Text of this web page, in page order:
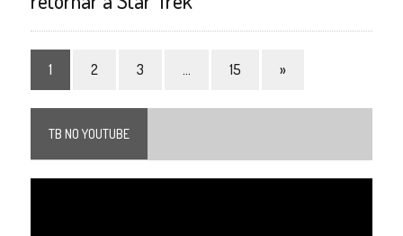
1 2 3 … 15 »
TB NO YOUTUBE